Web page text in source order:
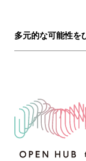
多元的な可能性を